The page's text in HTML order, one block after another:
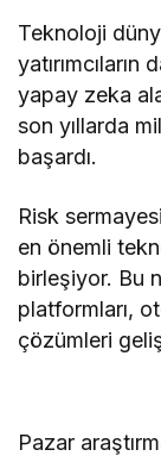
Teknoloji
yapay zeka
son yıllarda
başardı.
Risk
en önemli
birleşiyor. Bu
platformları,
çözümleri
Pazar